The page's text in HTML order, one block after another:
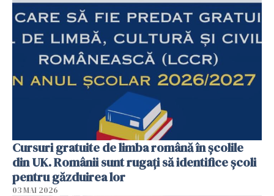
Cursuri gratuite de limba română în școlile
din UK. Românii sunt rugați să identifice școli
pentru găzduirea lor
03 MAI 2026